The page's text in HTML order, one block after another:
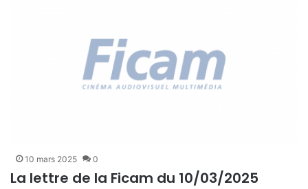
10 mars 2025 0
La lettre de la Ficam du 10/03/2025